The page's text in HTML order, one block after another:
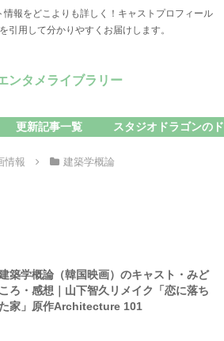
報をどこよりも詳しく！キャストプロフィール
引用して分かりやすくお届けします。
ンタメライブラリー
更新記事一覧 スタジオドラゴンの
情報 建築学概論
築学概論（韓国映画）のキャスト・みど
ころ・感想｜山下智久リメイク「恋に落ち
た家」原作Architecture 101